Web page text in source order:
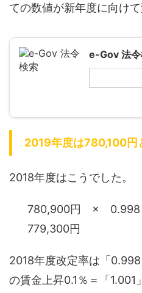
ての数値が新年度に向け
e-Gov 法
2019年度は780,100円
2018年度はこうでした。
780,900円 ×
779,300円
2018年度改定率は「
の賃金上昇0.1％＝「